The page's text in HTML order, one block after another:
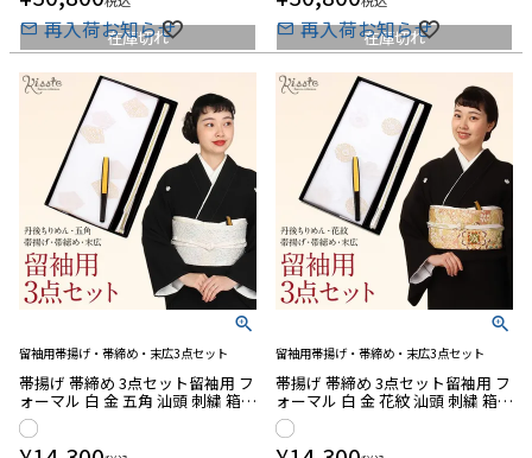
在庫切れ
再入荷お知らせ 在庫切れ
再入荷お知らせ
留袖用帯揚げ・帯締め・末広3点セット
帯揚げ 帯締め 3点セット留袖用 フ
ォーマル 白 金 五角 汕頭 刺繍 箱入
り 末広 丹後ちりめん
留袖用帯揚げ・帯締め・末広3点セット
帯揚げ 帯締め 3点セット留袖用 フ
ォーマル 白 金 花紋 汕頭 刺繍 箱入
り 末広 丹後ちりめん